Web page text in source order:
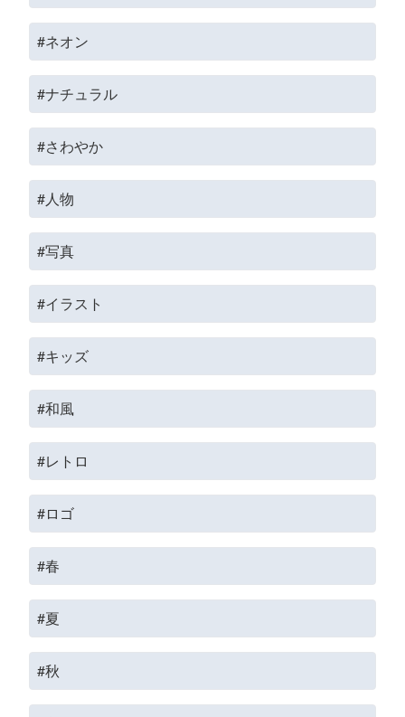
#ネオン
#ナチュラル
#さわやか
#人物
#写真
#イラスト
#キッズ
#和風
#レトロ
#ロゴ
#春
#夏
#秋